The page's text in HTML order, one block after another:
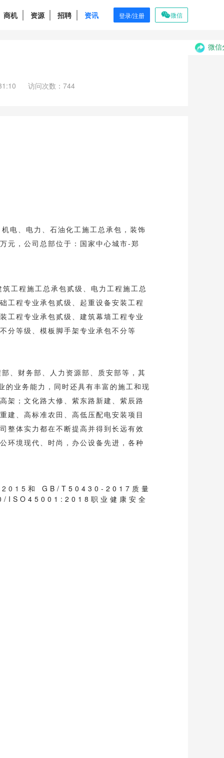
商机 资源 招聘 资讯 登录/注册 微信
访问次数：744
电、电力、石油化工施工总承包，装饰
元，公司总部位于：国家中心城市-郑
工程施工总承包贰级、电力工程施工总
工程专业承包贰级、起重设备安装工程
工程专业承包贰级、建筑幕墙工程专业
分等级、模板脚手架专业承包不分等
、财务部、人力资源部、质安部等，其
业务能力，同时还具有丰富的施工和现
架；文化路大修、紫东路新建、紫辰路
建、高标准农田、高低压配电安装项目
整体实力都在不断提高并得到长远有效
环境现代、时尚，办公设备先进，各种
和 GB/T50430-2017质量
职业健康安全
微信